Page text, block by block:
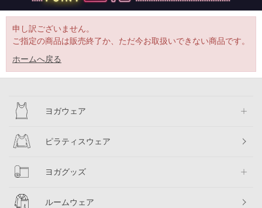
申し訳ございません。
ご指定の商品は販売終了か、ただ今お取扱いできない商品です。
ホームへ戻る
ヨガウェア
ピラティスウェア
ヨガグッズ
ルームウェア